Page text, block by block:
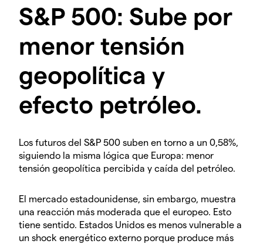
S&P 500: Sube por
menor tensión
geopolítica y
efecto petróleo.
Los futuros del S&P 500 suben en torno a un 0,58%,
siguiendo la misma lógica que Europa: menor
tensión geopolítica percibida y caída del petróleo.
El mercado estadounidense, sin embargo, muestra
una reacción más moderada que el europeo. Esto
tiene sentido. Estados Unidos es menos vulnerable a
un shock energético externo porque produce más